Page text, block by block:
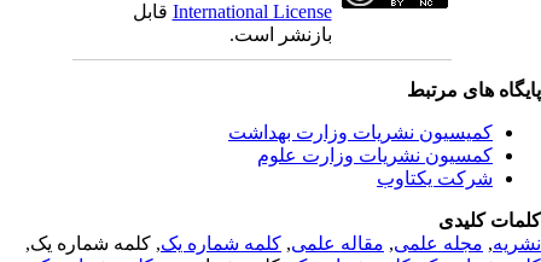
International Licenseقابل
بازنشر است.
های مرتبط
کمیسیون نشریات وزارت بهداشت
کمسیون نشریات وزارت علوم
شرکت یکتاوب
کلیدی
,مجله علمی, مقاله علمی, کلمه شماره یک, کلمه شماره یک,